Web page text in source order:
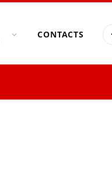
CONTACTS